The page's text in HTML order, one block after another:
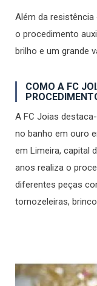
Além da resistência
o procedimento
brilho e um grande
COMO A FC
A FC Joias
no banho em ouro
em Limeira, capital
anos realiza o
diferentes peças
tornozeleiras,